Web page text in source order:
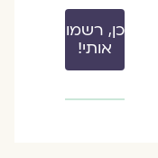
כן, רשמו
אותי!